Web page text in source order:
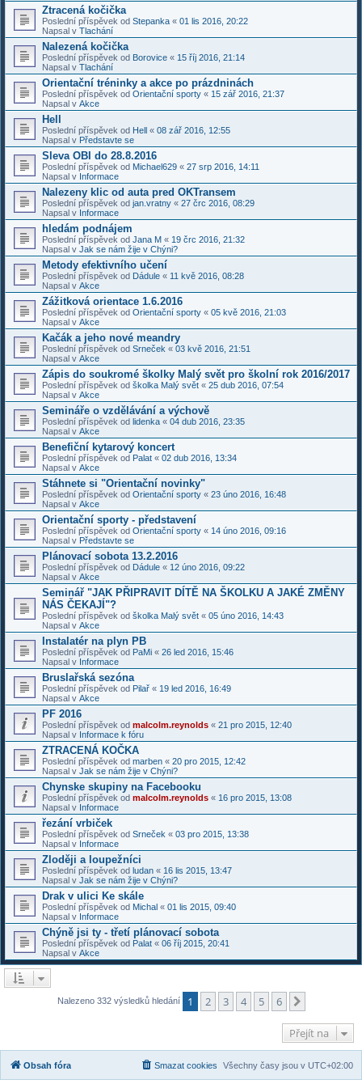
Ztracená kočička
Poslední příspěvek od Stepanka « 01 lis 2016, 20:22
Napsal v Tlachání
Nalezená kočička
Poslední příspěvek od Borovice « 15 říj 2016, 21:14
Napsal v Tlachání
Orientační tréninky a akce po prázdninách
Poslední příspěvek od Orientační sporty « 15 zář 2016, 21:37
Napsal v Akce
Hell
Poslední příspěvek od Hell « 08 zář 2016, 12:55
Napsal v Představte se
Sleva OBI do 28.8.2016
Poslední příspěvek od Michael629 « 27 srp 2016, 14:11
Napsal v Informace
Nalezeny klic od auta pred OKTransem
Poslední příspěvek od jan.vratny « 27 črc 2016, 08:29
Napsal v Informace
hledám podnájem
Poslední příspěvek od Jana M « 19 črc 2016, 21:32
Napsal v Jak se nám žije v Chýni?
Metody efektivního učení
Poslední příspěvek od Dádule « 11 kvě 2016, 08:28
Napsal v Akce
Zážitková orientace 1.6.2016
Poslední příspěvek od Orientační sporty « 05 kvě 2016, 21:03
Napsal v Akce
Kačák a jeho nové meandry
Poslední příspěvek od Srneček « 03 kvě 2016, 21:51
Napsal v Akce
Zápis do soukromé školky Malý svět pro školní rok 2016/2017
Poslední příspěvek od školka Malý svět « 25 dub 2016, 07:54
Napsal v Akce
Semináře o vzdělávání a výchově
Poslední příspěvek od lidenka « 04 dub 2016, 23:35
Napsal v Akce
Benefiční kytarový koncert
Poslední příspěvek od Palat « 02 dub 2016, 13:34
Napsal v Akce
Stáhnete si "Orientační novinky"
Poslední příspěvek od Orientační sporty « 23 úno 2016, 16:48
Napsal v Akce
Orientační sporty - představení
Poslední příspěvek od Orientační sporty « 14 úno 2016, 09:16
Napsal v Představte se
Plánovací sobota 13.2.2016
Poslední příspěvek od Dádule « 12 úno 2016, 09:22
Napsal v Akce
Seminář "JAK PŘIPRAVIT DÍTĚ NA ŠKOLKU A JAKÉ ZMĚNY
NÁS ČEKAJÍ"?
Poslední příspěvek od školka Malý svět « 05 úno 2016, 14:43
Napsal v Akce
Instalatér na plyn PB
Poslední příspěvek od PaMi « 26 led 2016, 15:46
Napsal v Informace
Bruslařská sezóna
Poslední příspěvek od Pilař « 19 led 2016, 16:49
Napsal v Akce
PF 2016
Poslední příspěvek od malcolm.reynolds « 21 pro 2015, 12:40
Napsal v Informace k fóru
ZTRACENÁ KOČKA
Poslední příspěvek od marben « 20 pro 2015, 12:42
Napsal v Jak se nám žije v Chýni?
Chynske skupiny na Facebooku
Poslední příspěvek od malcolm.reynolds « 16 pro 2015, 13:08
Napsal v Informace
řezání vrbiček
Poslední příspěvek od Srneček « 03 pro 2015, 13:38
Napsal v Informace
Zloději a loupežníci
Poslední příspěvek od ludan « 16 lis 2015, 13:47
Napsal v Jak se nám žije v Chýni?
Drak v ulici Ke skále
Poslední příspěvek od Michal « 01 lis 2015, 09:40
Napsal v Informace
Chýně jsi ty - třetí plánovací sobota
Poslední příspěvek od Palat « 06 říj 2015, 20:41
Napsal v Akce
Nalezeno 332 výsledků hledání 1 2 3 4 5 6
Přejít na
Obsah fóra Všechny časy jsou v UTC+02:00
Smazat cookies